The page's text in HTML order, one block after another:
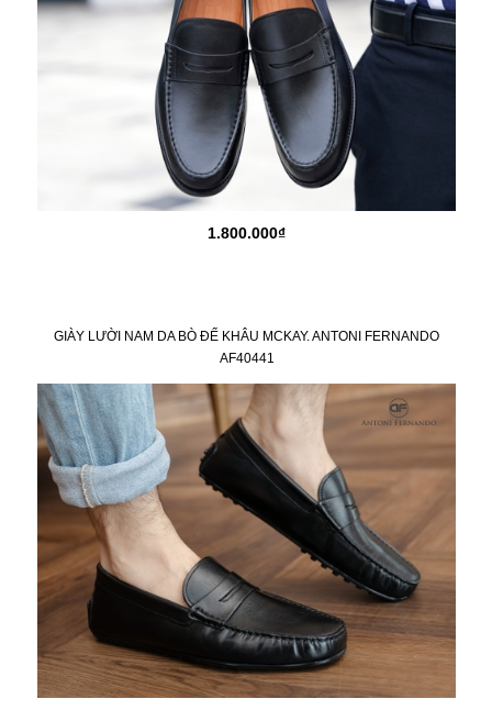
1.800.000₫
GIÀY LƯỜI NAM DA BÒ ĐẾ KHÂU MCKAY. ANTONI FERNANDO
AF40441